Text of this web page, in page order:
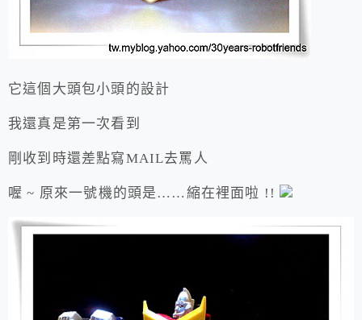
它這個大頭包小頭的設計
我還真是第一次看到
剛收到時還差點寫MAIL去罵人
喔 ~ 原來一號機的頭是……縮在裡面啦 !!